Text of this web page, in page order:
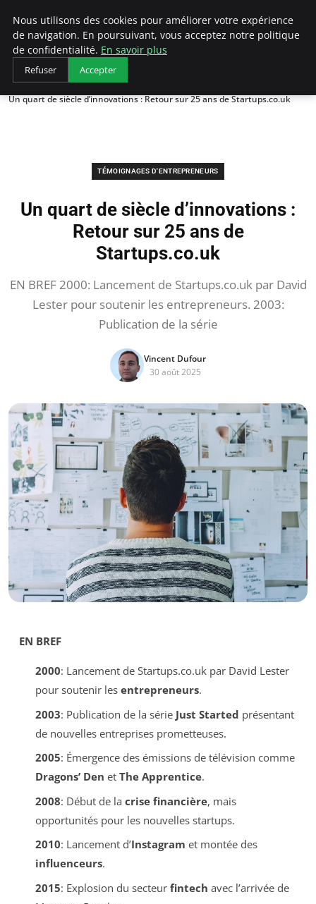
LECFCM
Accueil
Témoignages d'entrepreneurs
Un quart de siècle d’innovations : Retour sur 25 ans de Startups.co.uk
TÉMOIGNAGES D'ENTREPRENEURS
Un quart de siècle d’innovations :
Retour sur 25 ans de
Startups.co.uk
EN BREF 2000: Lancement de Startups.co.uk par David
Lester pour soutenir les entrepreneurs. 2003:
Publication de la série
Vincent Dufour
30 août 2025
EN BREF
2000: Lancement de Startups.co.uk par David Lester
pour soutenir les entrepreneurs.
2003: Publication de la série Just Started présentant
de nouvelles entreprises prometteuses.
2005: Émergence des émissions de télévision comme
Dragons’ Den et The Apprentice.
2008: Début de la crise financière, mais
opportunités pour les nouvelles startups.
2010: Lancement d’Instagram et montée des
influenceurs.
2015: Explosion du secteur fintech avec l’arrivée de
Nous utilisons des cookies pour améliorer votre expérience
de navigation. En poursuivant, vous acceptez notre politique
de confidentialité. En savoir plus
Refuser Accepter